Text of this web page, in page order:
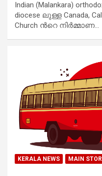
Indian (Malankara)
diocese ലുള്ള Canada,
Church ന്‍റെ നിർമ്മാണ…
KERALA NEWS MAIN